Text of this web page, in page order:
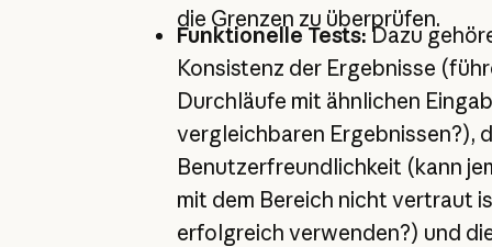
die Grenzen zu überprüfen.
Funktionelle Tests: Dazu
Konsistenz der Ergebnisse
Durchläufe mit ähnlichen
vergleichbaren Ergebnissen?),
Benutzerfreundlichkeit (kann
mit dem Bereich nicht vertraut
erfolgreich verwenden?) und